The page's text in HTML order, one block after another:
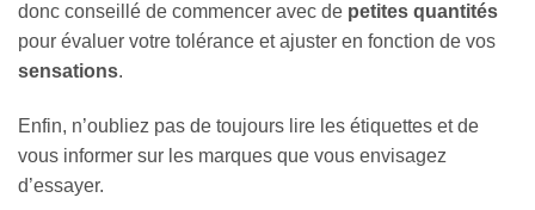
donc conseillé de commencer avec de petites quantités
pour évaluer votre tolérance et ajuster en fonction de vos
sensations.
Enfin, n’oubliez pas de toujours lire les étiquettes et de
vous informer sur les marques que vous envisagez
d’essayer.